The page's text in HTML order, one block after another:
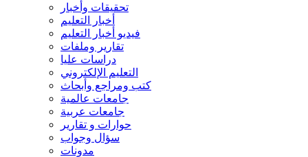
تحقيقات وأخبار
أخبار التعليم
فيديو أخبار التعليم
تقارير وملفات
دراسات عليا
التعليم الإلكتروني
كتب ومراجع وأبحاث
جامعات عالمية
جامعات عربية
حوارات و تقارير
سؤال وجواب
مدونات